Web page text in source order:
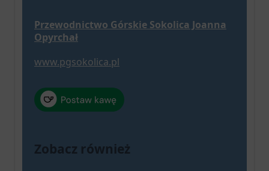
Przewodnictwo Górskie Sokolica Joanna
Opyrchał
www.pgsokolica.pl
Zobacz również